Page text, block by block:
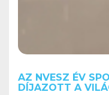
AZ NVESZ ÉV
DÍJAZOTT A